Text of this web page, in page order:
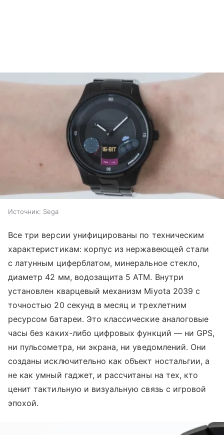
Источник: Sega
Все три версии унифицированы по техническим
характеристикам: корпус из нержавеющей стали
с латунным циферблатом, минеральное стекло,
диаметр 42 мм, водозащита 5 ATM. Внутри
установлен кварцевый механизм Miyota 2039 с
точностью 20 секунд в месяц и трехлетним
ресурсом батареи. Это классические аналоговые
часы без каких-либо цифровых функций — ни GPS,
ни пульсометра, ни экрана, ни уведомлений. Они
созданы исключительно как объект ностальгии, а
не как умный гаджет, и рассчитаны на тех, кто
ценит тактильную и визуальную связь с игровой
эпохой.